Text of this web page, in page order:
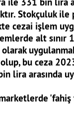
Stokçuluk ile
cezai işlem
alt sınır
bu ceza
lira arasında